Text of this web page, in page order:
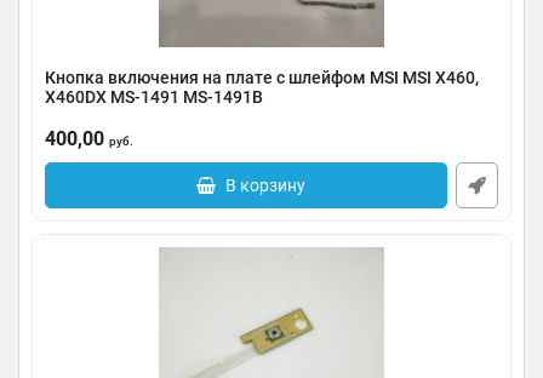
Кнопка включения на плате с шлейфом MSI MSI X460,
X460DX MS-1491 MS-1491B
400,00 руб.
В корзину